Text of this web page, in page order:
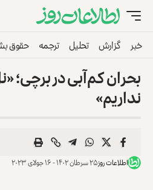
خبر گزارش تحلیل ترجمه حقوق
بحران کم‌آبی در
نداریم»
اطلاعات روز۲۵ سرطان ۱۴۰۲ - ۱۶ جولای ۲۰۲۳